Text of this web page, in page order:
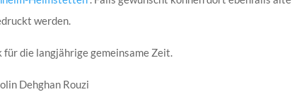
werden.
für die langjährige gemeinsame Zeit.
Dehghan Rouzi